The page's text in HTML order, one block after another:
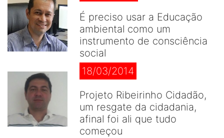
É preciso usar a Educação
ambiental como um
instrumento de consciência
social
18/03/2014
Projeto Ribeirinho Cidadão,
um resgate da cidadania,
afinal foi ali que tudo
começou